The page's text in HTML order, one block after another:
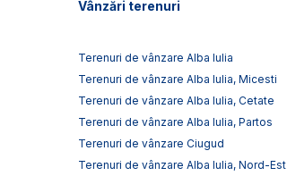
Vânzări terenuri
Terenuri de vânzare Alba Iulia
Terenuri de vânzare Alba Iulia, Micesti
Terenuri de vânzare Alba Iulia, Cetate
Terenuri de vânzare Alba Iulia, Partos
Terenuri de vânzare Ciugud
Terenuri de vânzare Alba Iulia, Nord-Est